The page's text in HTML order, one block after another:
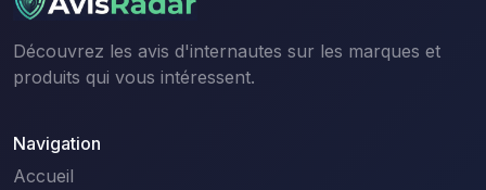
Découvrez les avis d'internautes sur les marques et
produits qui vous intéressent.
Navigation
Accueil